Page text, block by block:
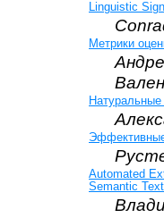
Linguistic
Метрики
Automated
Semantic